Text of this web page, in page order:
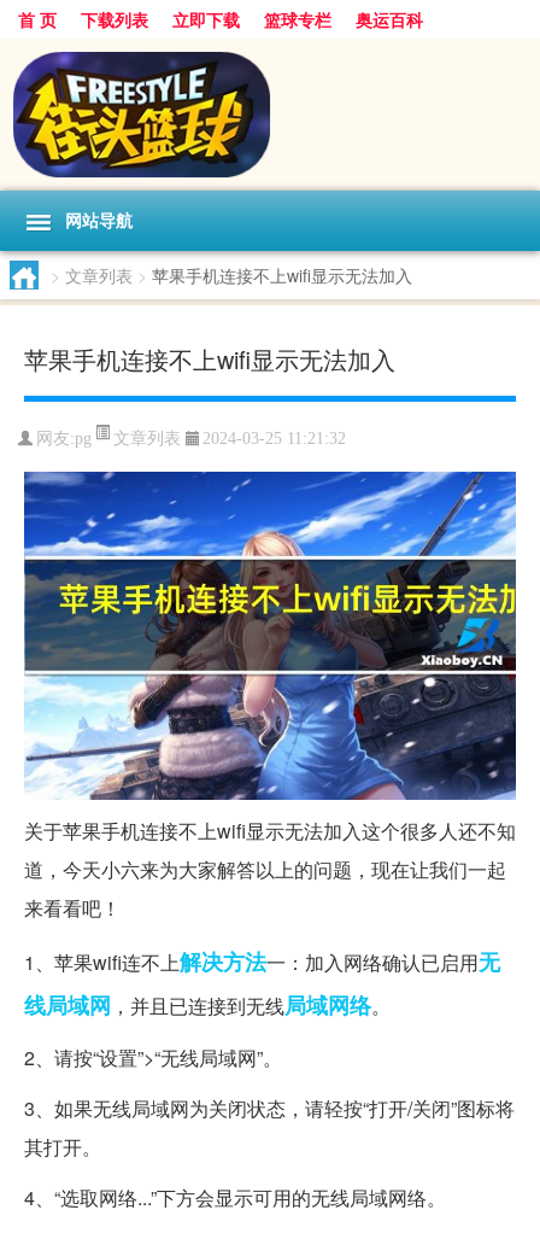
首 页 下载列表 立即下载 篮球专栏 奥运百科
网站导航
> 文章列表 > 苹果手机连接不上wifi显示无法加入
苹果手机连接不上wifi显示无法加入
网友:pg 文章列表 2024-03-25 11:21:32
关于苹果手机连接不上wifi显示无法加入这个很多人还不知
道，今天小六来为大家解答以上的问题，现在让我们一起
来看看吧！
1、苹果wifi连不上解决方法一：加入网络确认已启用无
线局域网 ，并且已连接到无线局域网络。
2、请按“设置”>“无线局域网”。
3、如果无线局域网为关闭状态，请轻按“打开/关闭”图标将
其打开。
4、“选取网络...”下方会显示可用的无线局域网络。